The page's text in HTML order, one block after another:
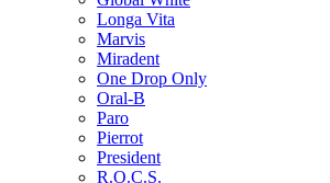
Longa Vita
Marvis
Miradent
One Drop Only
Oral-B
Paro
Pierrot
President
R.O.C.S.